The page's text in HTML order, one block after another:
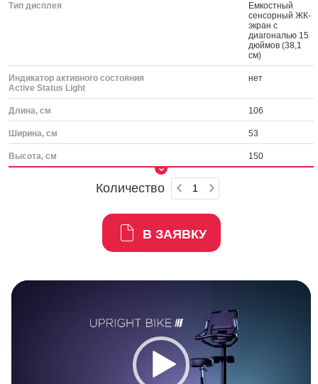
Тип дисплея
Емкостный
сенсорный ЖК-
экран с
диагональю 15
дюймов (38,1
см)
Индикатор активного состояния
Active Status Light
нет
Длина, см 106
Ширина, см 53
Высота, см 150
Количество
В ЗАЯВКУ